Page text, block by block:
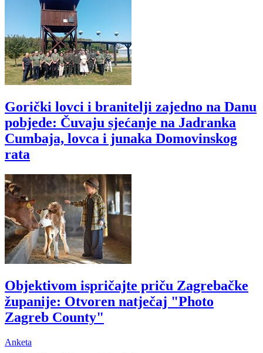
Gorički lovci i branitelji zajedno na Danu
pobjede: Čuvaju sjećanje na Jadranka
Cumbaja, lovca i junaka Domovinskog
rata
Objektivom ispričajte priču Zagrebačke
županije: Otvoren natječaj "Photo
Zagreb County"
Anketa